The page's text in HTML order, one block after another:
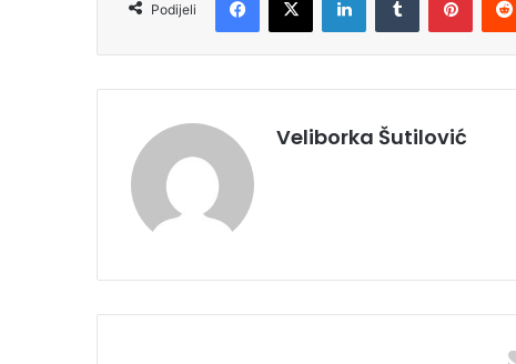
Podijeli
Veliborka Šutilović